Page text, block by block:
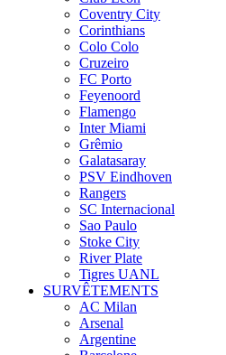
Coventry City
Corinthians
Colo Colo
Cruzeiro
FC Porto
Feyenoord
Flamengo
Inter Miami
Grêmio
Galatasaray
PSV Eindhoven
Rangers
SC Internacional
Sao Paulo
Stoke City
River Plate
Tigres UANL
SURVÊTEMENTS
AC Milan
Arsenal
Argentine